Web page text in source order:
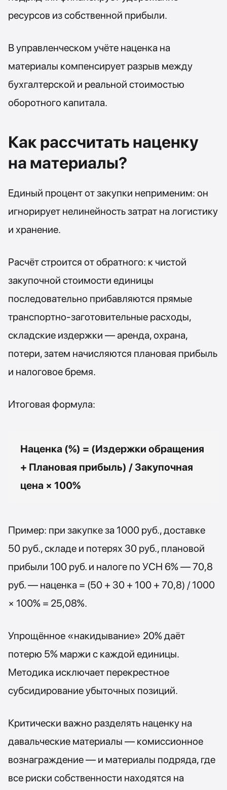
ресурсов из собственной прибыли.
В управленческом учёте наценка на
материалы компенсирует разрыв между
бухгалтерской и реальной стоимостью
оборотного капитала.
Как рассчитать наценку
на материалы?
Единый процент от закупки неприменим: он
игнорирует нелинейность затрат на логистику
и хранение.
Расчёт строится от обратного: к чистой
закупочной стоимости единицы
последовательно прибавляются прямые
транспортно-заготовительные расходы,
складские издержки — аренда, охрана,
потери, затем начисляются плановая прибыль
и налоговое бремя.
Итоговая формула:
Наценка (%) = (Издержки обращения
+ Плановая прибыль) / Закупочная
цена × 100%
Пример: при закупке за 1000 руб., доставке
50 руб., складе и потерях 30 руб., плановой
прибыли 100 руб. и налоге по УСН 6% — 70,8
руб. — наценка = (50 + 30 + 100 + 70,8) / 1000
× 100% = 25,08%.
Упрощённое «накидывание» 20% даёт
потерю 5% маржи с каждой единицы.
Методика исключает перекрестное
субсидирование убыточных позиций.
Критически важно разделять наценку на
давальческие материалы — комиссионное
вознаграждение — и материалы подряда, где
все риски собственности находятся на